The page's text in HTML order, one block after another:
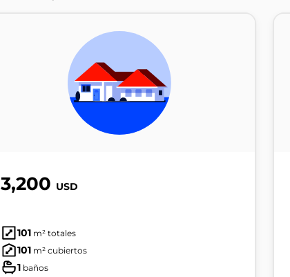
3,200 USD
101 m² totales
101 m² cubiertos
1 baños